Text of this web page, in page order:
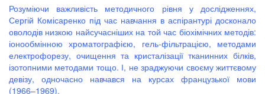
Розуміючи важливість методичного рівня у дослідженнях,
Сергій Комісаренко під час навчання в аспірантурі досконало
оволодів низкою найсучасніших на той час біохімічних методів:
іонообмінною хроматографією, гель-фільтрацією, методами
електрофорезу, очищення та кристалізації тканинних білків,
ізотопними методами тощо. І, не зраджуючи своєму життєвому
девізу, одночасно навчався на курсах французької мови
(1966–1969).